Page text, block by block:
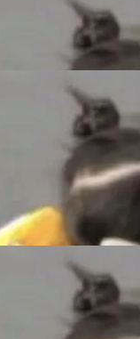
百
站
论
R
三